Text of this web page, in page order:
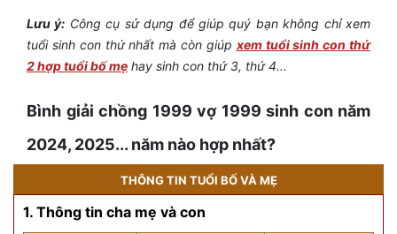
Lưu ý: Công cụ sử dụng để giúp quý bạn không chỉ xem
tuổi sinh con thứ nhất mà còn giúp xem tuổi sinh con thứ
2 hợp tuổi bố mẹ hay sinh con thứ 3, thứ 4...
Bình giải chồng 1999 vợ 1999 sinh con năm
2024, 2025... năm nào hợp nhất?
THÔNG TIN TUỔI BỐ VÀ MẸ
1. Thông tin cha mẹ và con